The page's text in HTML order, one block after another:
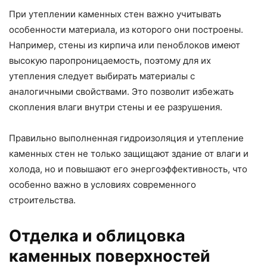
При утеплении каменных стен важно учитывать
особенности материала, из которого они построены.
Например, стены из кирпича или пеноблоков имеют
высокую паропроницаемость, поэтому для их
утепления следует выбирать материалы с
аналогичными свойствами. Это позволит избежать
скопления влаги внутри стены и ее разрушения.
Правильно выполненная гидроизоляция и утепление
каменных стен не только защищают здание от влаги и
холода, но и повышают его энергоэффективность, что
особенно важно в условиях современного
строительства.
Отделка и облицовка
каменных поверхностей